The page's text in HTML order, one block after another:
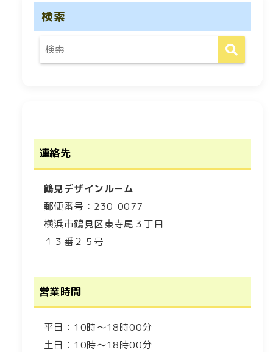
検索
連絡先
鶴見デザインルーム
郵便番号：230-0077
横浜市鶴見区東寺尾３丁目
１３番２５号
営業時間
平日：10時～18時00分
土日：10時～18時00分